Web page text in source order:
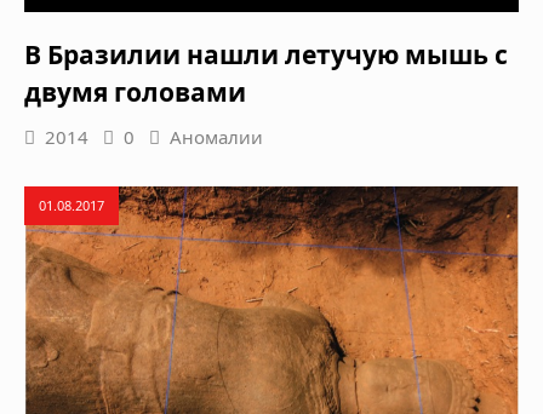
В Бразилии нашли летучую мышь с
двумя головами
2014 0 Аномалии
01.08.2017